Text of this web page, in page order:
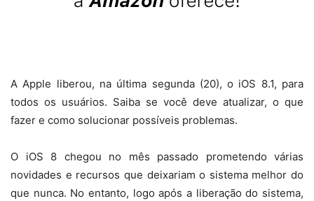
A Apple liberou, na última segunda (20), o iOS 8.1, para
todos os usuários. Saiba se você deve atualizar, o que
fazer e como solucionar possíveis problemas.
O iOS 8 chegou no mês passado prometendo várias
novidades e recursos que deixariam o sistema melhor do
que nunca. No entanto, logo após a liberação do sistema,